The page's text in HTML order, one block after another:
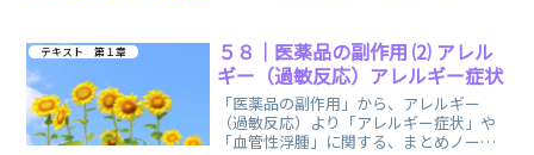
テキスト 第１章
５８｜医薬品の副作用 ⑵ アレル
ギー（過敏反応）アレルギー症状
「医薬品の副作用」から、アレルギー
（過敏反応）より「アレルギー症状」や
「血管性浮腫」に関する、まとめノート